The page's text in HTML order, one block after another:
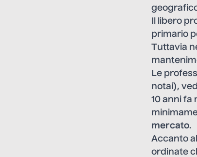
Il libero
primario
Tuttavia
Le
notai),
10 anni fa
mercato.
Accanto
ordinate